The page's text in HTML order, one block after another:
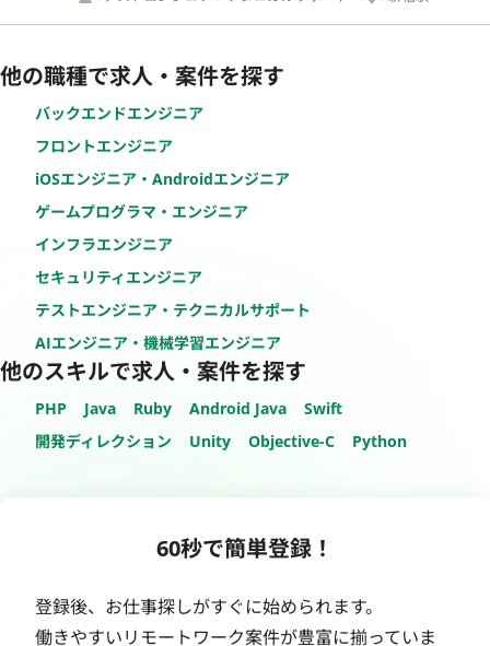
他の職種で求人・案件を探す
バックエンドエンジニア
フロントエンジニア
iOSエンジニア・Androidエンジニア
ゲームプログラマ・エンジニア
インフラエンジニア
セキュリティエンジニア
テストエンジニア・テクニカルサポート
AIエンジニア・機械学習エンジニア
他のスキルで求人・案件を探す
PHP Java Ruby Android Java
Swift
開発ディレクション
Unity Objective-C Python
60秒で簡単登録！
登録後、お仕事探しがすぐに始められます。
働きやすいリモートワーク案件が豊富に揃っていま